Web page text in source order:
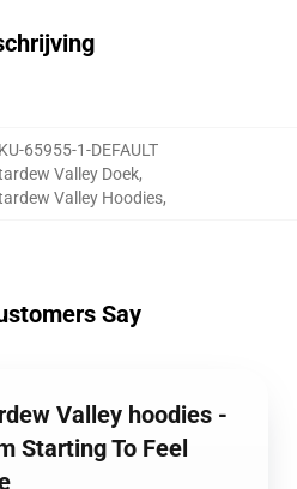
65955-1-DEFAULT
Valley Doek,
Valley Hoodies,
Say
Valley hoodies -
Starting To Feel